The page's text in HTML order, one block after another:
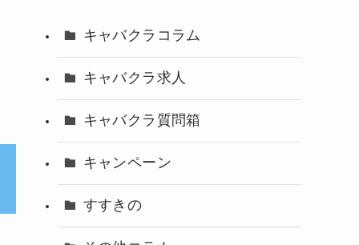
キャバクラコラム
キャバクラ求人
キャバクラ質問箱
キャンペーン
すすきの